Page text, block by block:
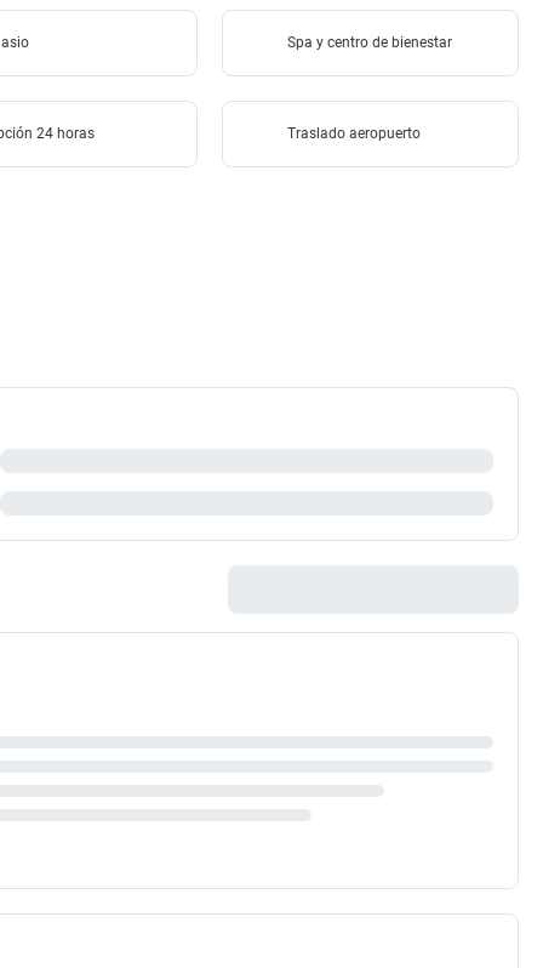
Spa y centro de bienestar
24 horas Traslado aeropuerto